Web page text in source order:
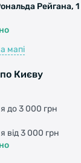
велосипедные
защита от
ими.
Рейгана, 1
мапі
Києву
до 3 000 грн
від 3 000 грн